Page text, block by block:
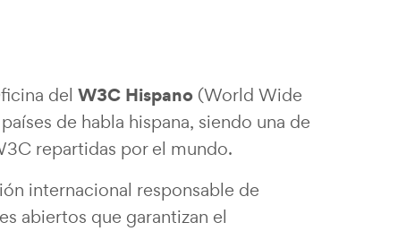
del W3C Hispano (World Wide
de habla hispana, siendo una de
repartidas por el mundo.
internacional responsable de
abiertos que garantizan el